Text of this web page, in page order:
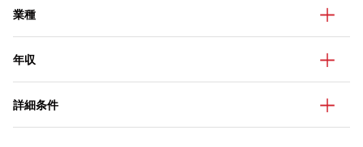
業種
年収
詳細条件